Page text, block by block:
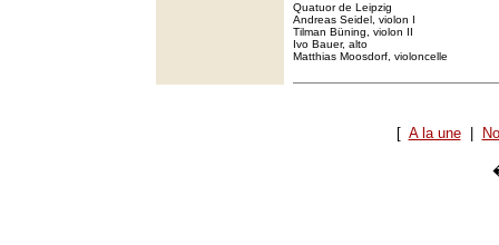
Quatuor de Leipzig
Andreas Seidel, violon I
Tilman Büning, violon II
Ivo Bauer, alto
Matthias Moosdorf, violoncelle
[ A la une|